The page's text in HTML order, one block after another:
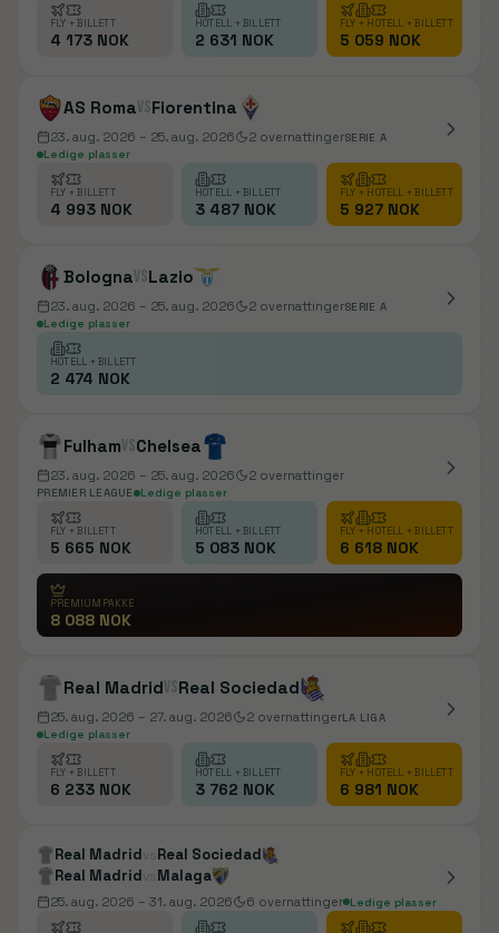
FLY + BILLETT
4 173 NOK
HOTELL + BILLETT
2 631 NOK
FLY + HOTELL + BILLETT
5 059 NOK
AS RomavsFiorentina
23. aug. 2026 – 25. aug. 2026 2 overnattingerSERIE A
Ledige plasser
FLY + BILLETT
4 993 NOK
HOTELL + BILLETT
3 487 NOK
FLY + HOTELL + BILLETT
5 927 NOK
BolognavsLazio
23. aug. 2026 – 25. aug. 2026 2 overnattingerSERIE A
Ledige plasser
HOTELL + BILLETT
2 474 NOK
FulhamvsChelsea
23. aug. 2026 – 25. aug. 2026 2 overnattinger
PREMIER LEAGUE Ledige plasser
FLY + BILLETT
5 665 NOK
HOTELL + BILLETT
5 083 NOK
FLY + HOTELL + BILLETT
6 618 NOK
PREMIUMPAKKE
8 088 NOK
Real MadridvsReal Sociedad
25. aug. 2026 – 27. aug. 2026 2 overnattingerLA LIGA
Ledige plasser
FLY + BILLETT
6 233 NOK
HOTELL + BILLETT
3 762 NOK
FLY + HOTELL + BILLETT
6 981 NOK
Real Madrid vs Real Sociedad
Real Madrid vs Malaga
25. aug. 2026 – 31. aug. 2026 6 overnattinger Ledige plasser